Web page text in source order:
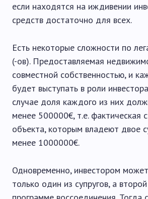
если находятся на иждивении
средств достаточно для всех.
Есть некоторые сложности по
(-ов). Предоставляемая
совместной собственностью, и
будет выступать в роли
случае доля каждого из них
менее 500000€, т.е. фактическая
объекта, которым владеют двое
менее 1000000€.
Одновременно, инвестором
только один из супругов, а